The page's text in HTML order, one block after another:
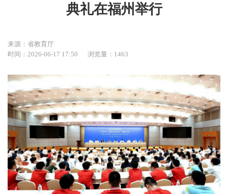
典礼在福州举行
来源：省教育厅
时间：2026-06-17 17:50
浏览量：1463